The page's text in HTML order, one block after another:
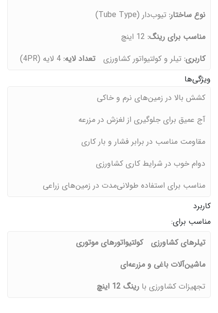
نوع ساختار: تیوب‌دار (Tube Type)
مناسب برای رینگ:
کاربری: تیلر و کولتیواتور کشاورزی تعداد لایه: 4 لایه (4PR)
ویژگی‌ها
کشش بالا در زمین‌های نرم و خاکی
آج عمیق برای جلوگیری از لغزش در مزرعه
مقاومت مناسب در برابر فشار و بار کاری
دوام خوب در شرایط کاری کشاورزی
مناسب برای استفاده طولانی‌مدت در زمین‌های زراعی
کاربرد
مناسب برای:
تیلرهای کشاورزی
کولتیواتورهای موتوری
ماشین‌آلات باغی و مزرعه‌ای
تجهیزات کشاورزی با رینگ 12 اینچ